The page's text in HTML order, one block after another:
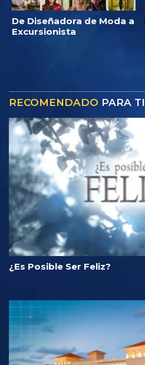
De Diseñadora de Moda a
Excursionista
RECOMENDADO PARA TI
¿Es Posible Ser Feliz?